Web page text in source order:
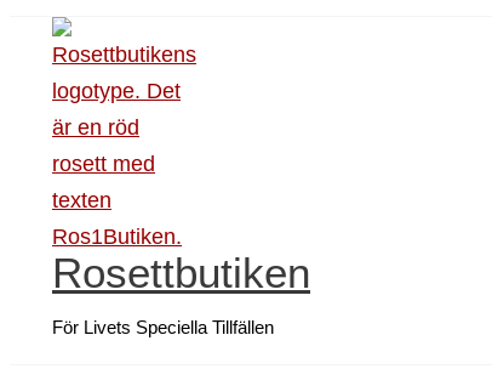
Rosettbutiken
För Livets Speciella Tillfällen